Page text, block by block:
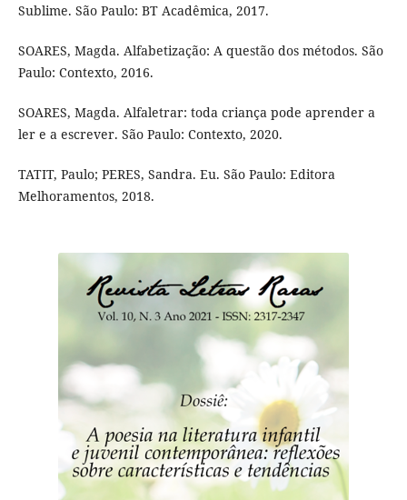
Sublime. São Paulo: BT Acadêmica, 2017.
SOARES, Magda. Alfabetização: A questão dos métodos. São
Paulo: Contexto, 2016.
SOARES, Magda. Alfaletrar: toda criança pode aprender a
ler e a escrever. São Paulo: Contexto, 2020.
TATIT, Paulo; PERES, Sandra. Eu. São Paulo: Editora
Melhoramentos, 2018.